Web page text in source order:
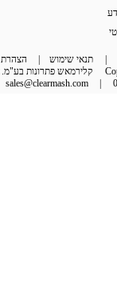
תנאי שימוש | הצהרת
קלירמאש פתרונות בע"מ. כל
|
sales@clearmash.com